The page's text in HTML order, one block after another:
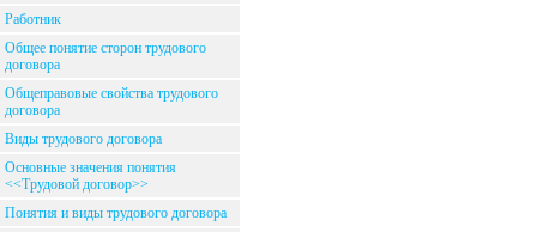
Работник
Общее понятие сторон трудового
договора
Общеправовые свойства трудового
договора
Виды трудового договора
Основные значения понятия
<<Трудовой договор>>
Понятия и виды трудового договора